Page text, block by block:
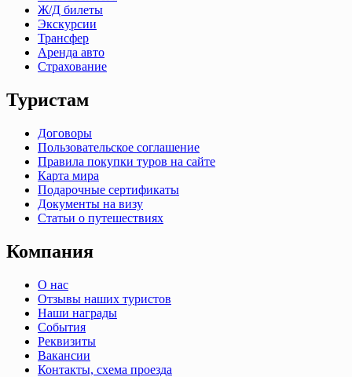
Ж/Д билеты
Экскурсии
Трансфер
Аренда авто
Страхование
Туристам
Договоры
Пользовательское соглашение
Правила покупки туров на сайте
Карта мира
Подарочные сертификаты
Документы на визу
Статьи о путешествиях
Компания
О нас
Отзывы наших туристов
Наши награды
События
Реквизиты
Вакансии
Контакты, схема проезда